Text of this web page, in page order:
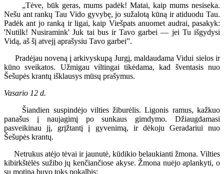
„Tėve, būk geras, mums padėk! Matai, kaip mums nesiseka.
Nešu ant rankų Tau Vido gyvybę, jo sužalotą kūną ir atiduodu Tau.
Padėk ant jo ranką ir ligai, kaip Viešpats anuomet audrai, pasakyk:
'Nutilk! Nusiramink' Juk tai bus ir Tavo garbei — jei Tu išgydysi
Vidą, aš šį atvejį aprašysiu Tavo garbei”.
Pradėjau noveną į arkivyskupą Jurgį, maldaudama Vidui sielos ir
kūno sveikatos. Užmigau viltingai tikėdama, kad šventasis nuo
Šešupės krantų išklausys mūsų prašymus.
Vasario 12 d.
Šiandien suspindėjo vilties žiburėlis. Ligonis ramus, kažkuo
panašus į naujagimį po sunkaus gimdymo. Džiaugdamasi
pasveikinau jį, grįžtantį į gyvenimą, ir dėkoju Geradariui nuo
Šešupės krantų.
Netrukus atėjo tėvai ir jaunutė, kūdikio belaukianti žmona. Vilties
kibirkštėlės sužibo jų kenčiančiose akyse. Žmona nuėjo aplankyti, o
su motina buvo toks pokalbis: